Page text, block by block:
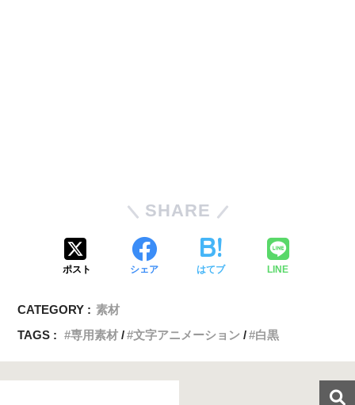
SHARE
ポスト シェア はてブ LINE
CATEGORY : 素材
TAGS :
専用素材 文字アニメーション 白黒